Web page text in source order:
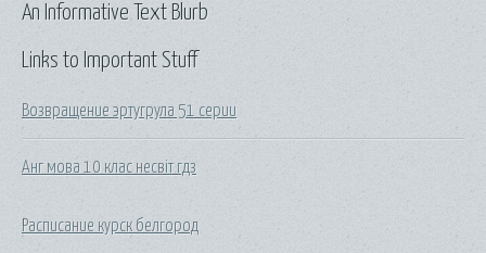
Links to Important Stuff
Возвращение эртугрула 51 серии
Анг мова 10 клас несвіт гдз
Расписание курск белгород
An Informative Text Blurb